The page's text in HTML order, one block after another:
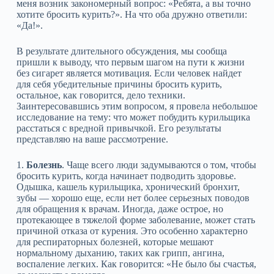
меня возник закономерный вопрос: «Ребята, а вы точно
хотите бросить курить?». На что оба дружно ответили:
«Да!».
В результате длительного обсуждения, мы сообща
пришли к выводу, что первым шагом на пути к жизни
без сигарет является мотивация. Если человек найдет
для себя убедительные причины бросить курить,
остальное, как говорится, дело техники.
Заинтересовавшись этим вопросом, я провела небольшое
исследование на тему: что может побудить курильщика
расстаться с вредной привычкой. Его результаты
представляю на ваше рассмотрение.
1. Болезнь. Чаще всего люди задумываются о том, чтобы
бросить курить, когда начинает подводить здоровье.
Одышка, кашель курильщика, хронический бронхит,
зубы — хорошо еще, если нет более серьезных поводов
для обращения к врачам. Иногда, даже острое, но
протекающее в тяжелой форме заболевание, может стать
причиной отказа от курения. Это особенно характерно
для респираторных болезней, которые мешают
нормальному дыханию, таких как грипп, ангина,
воспаление легких. Как говорится: «Не было бы счастья,